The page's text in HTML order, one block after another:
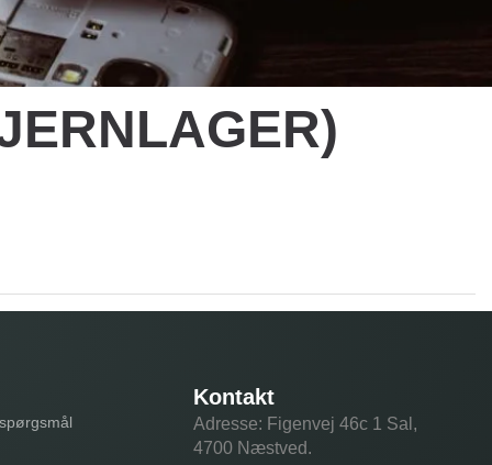
Kontakt
Adresse: Figenvej 46c 1 Sal,
4700 Næstved.